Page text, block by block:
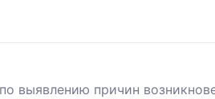
выявлению причин